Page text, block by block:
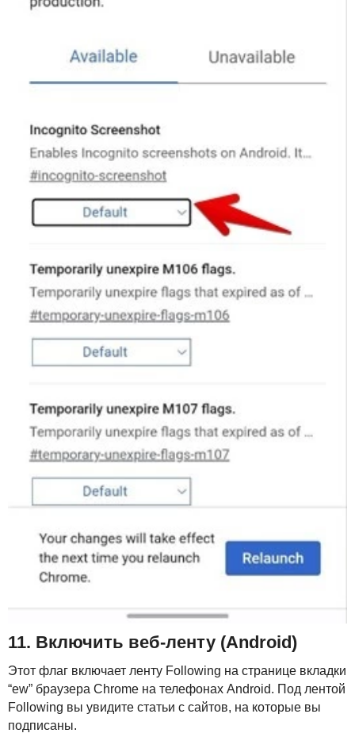
11. Включить веб-ленту (Android)
Этот флаг включает ленту Following на странице вкладки
“ew” браузера Chrome на телефонах Android. Под лентой
Following вы увидите статьи с сайтов, на которые вы
подписаны.